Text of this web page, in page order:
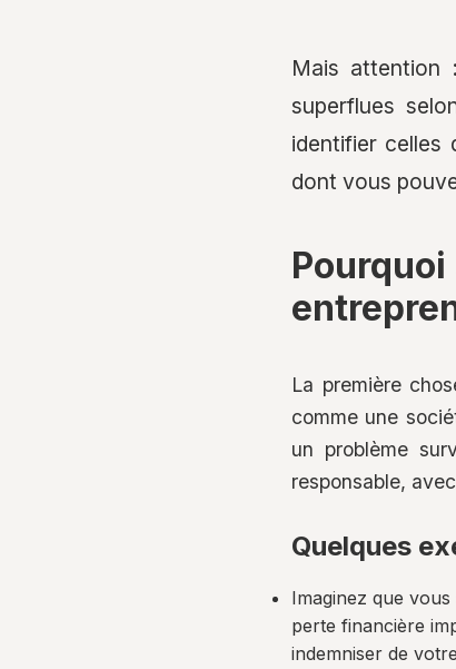
Mais attention
superflues
identifier celles
dont vous
La première
comme une
un problème
responsable,
Quelques
Imaginez que
perte financière
indemniser de